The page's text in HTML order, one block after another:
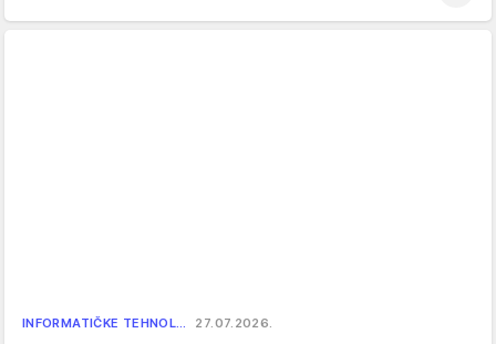
INFORMATIČKE TEHNOL… 27.07.2026.